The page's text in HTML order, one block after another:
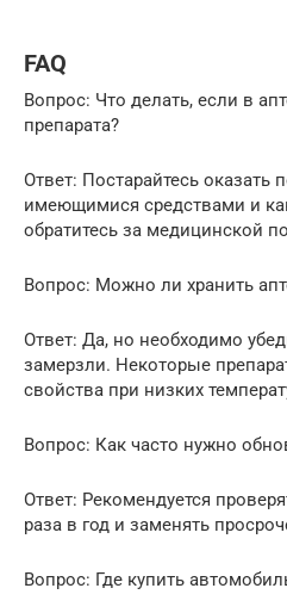
FAQ
Вопрос: Что делать, если в
препарата?
Ответ: Постарайтесь
имеющимися средствами и
обратитесь за медицинской
Вопрос: Можно ли хранить
Ответ: Да, но необходимо
замерзли. Некоторые
свойства при низких
Вопрос: Как часто нужно
Ответ: Рекомендуется
раза в год и заменять
Вопрос: Где купить